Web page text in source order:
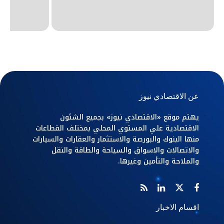
عن الاقتصادي نيوز
يهتم موقع «الاقتصادي نيوز» بجميع الشئون
الاقتصادية علي المستوي المحلي بمختلف القطاعات
منها البنوك والبورصة والاستثمار والعقارات والسيارات
والاتصالات والاسواق والسياحة والطاقة والنقل
والملاحة والتأمين وغيرها.
اقسام الاخبار